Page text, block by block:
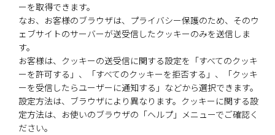
ーを取得できます。
なお、お客様のブラウザは、プライバシー保護のため、そのウ
ェブサイトのサーバーが送受信したクッキーのみを送信しま
す。
お客様は、クッキーの送受信に関する設定を「すべてのクッキ
ーを許可する」、「すべてのクッキーを拒否する」、「クッキ
ーを受信したらユーザーに通知する」などから選択できます。
設定方法は、ブラウザにより異なります。クッキーに関する設
定方法は、お使いのブラウザの「ヘルプ」メニューでご確認く
ださい。